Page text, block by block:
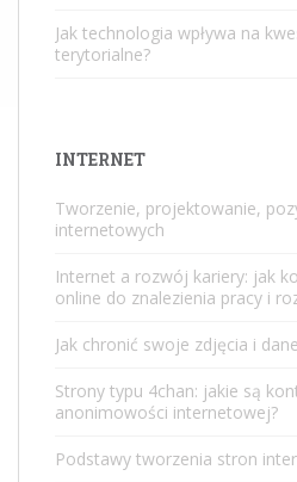
Jak technologia wpływa na
terytorialne?
INTERNET
Tworzenie, projektowanie,
internetowych
Internet a rozwój kariery: jak
online do znalezienia pracy i
Jak chronić swoje zdjęcia i
Strony typu 4chan: jakie są
anonimowości internetowej?
Podstawy tworzenia stron